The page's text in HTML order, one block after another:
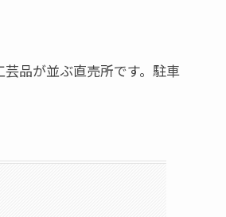
品が並ぶ直売所です。駐車